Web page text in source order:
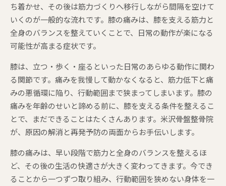
ち着かせ、その後は筋力づくりへ移行しながら間隔を空けて
いくのが一般的な流れです。膝の痛みは、膝を支える筋力と
全身のバランスを整えていくことで、日常の動作が楽になる
可能性が高まる症状です。
膝は、立つ・歩く・座るといった日常のあらゆる動作に関わ
る関節です。痛みを我慢して動かなくなると、筋力低下と痛
みの悪循環に陥り、行動範囲まで狭まってしまいます。膝の
痛みを年齢のせいと諦める前に、膝を支える条件を整えるこ
とで、まだできることはたくさんあります。米沢骨盤整骨院
が、原因の解消と再発予防の両面からお手伝いします。
膝の痛みは、早い段階で筋力と全身のバランスを整えるほ
ど、その後の生活の快適さが大きく変わってきます。今でき
ることから一つずつ取り組み、行動範囲を狭めない身体を一